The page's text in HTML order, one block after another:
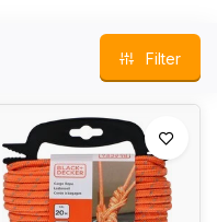
Filter